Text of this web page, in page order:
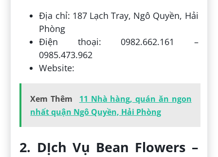
Địa chỉ: 187 Lạch Tray, Ngô Quyền, Hải
Phòng
Điện thoại: 0982.662.161 –
0985.473.962
Website:
Xem Thêm
11 Nhà hàng, quán ăn ngon
nhất quận Ngô Quyền, Hải Phòng
2. DỊch Vụ Bean Flowers –